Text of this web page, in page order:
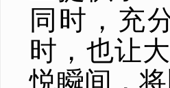
同时，充
时，也让
悦瞬间，